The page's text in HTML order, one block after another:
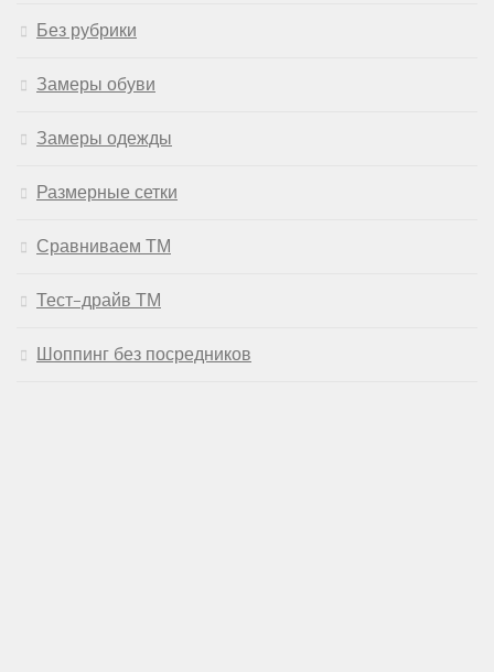
Без рубрики
Замеры обуви
Замеры одежды
Размерные сетки
Сравниваем ТМ
Тест-драйв ТМ
Шоппинг без посредников